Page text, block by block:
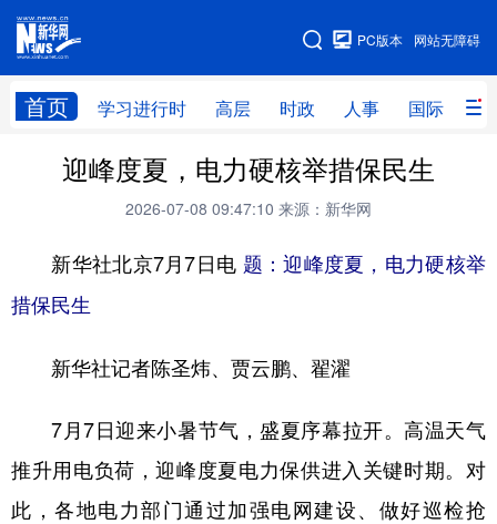
网站无障碍
PC版本
首页 学习进行时 高层 时政 人事 国际 财
网站地图
学习进行时 高层 时政 人事
财经 网评
台湾 思客智库 全球连线 教育
科技
法律 中央文件 金融 汽车
迎峰度夏，电力硬核举措保民生
2026-07-08 09:47:10 来源：新华网
新华社北京7月7日电 题：迎峰度夏，电力硬核举
措保民生
新华社记者陈圣炜、贾云鹏、翟濯
7月7日迎来小暑节气，盛夏序幕拉开。高温天气
推升用电负荷，迎峰度夏电力保供进入关键时期。对
此，各地电力部门通过加强电网建设、做好巡检抢